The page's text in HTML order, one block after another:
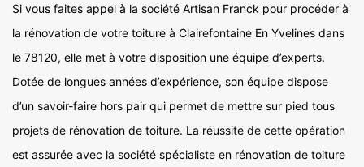
Si vous faites appel à la société Artisan Franck pour procéder à
la rénovation de votre toiture à Clairefontaine En Yvelines dans
le 78120, elle met à votre disposition une équipe d’experts.
Dotée de longues années d’expérience, son équipe dispose
d’un savoir-faire hors pair qui permet de mettre sur pied tous
projets de rénovation de toiture. La réussite de cette opération
est assurée avec la société spécialiste en rénovation de toiture